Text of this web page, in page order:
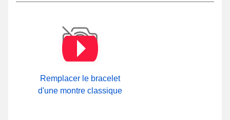
Remplacer le bracelet
d'une montre classique